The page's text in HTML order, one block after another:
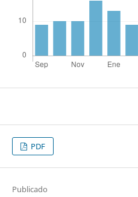
PDF
Publicado